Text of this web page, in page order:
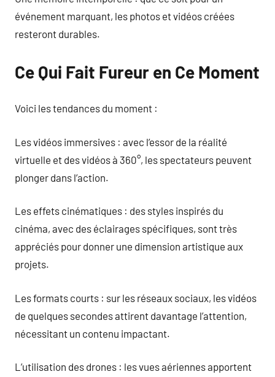
événement marquant, les photos et vidéos créées
resteront durables.
Ce Qui Fait Fureur en Ce Moment
Voici les tendances du moment :
Les vidéos immersives : avec l’essor de la réalité
virtuelle et des vidéos à 360°, les spectateurs peuvent
plonger dans l’action.
Les effets cinématiques : des styles inspirés du
cinéma, avec des éclairages spécifiques, sont très
appréciés pour donner une dimension artistique aux
projets.
Les formats courts : sur les réseaux sociaux, les vidéos
de quelques secondes attirent davantage l’attention,
nécessitant un contenu impactant.
L’utilisation des drones : les vues aériennes apportent